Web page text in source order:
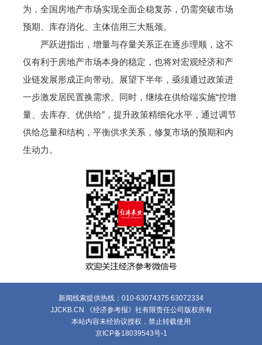
为，全国房地产市场实现全面企稳复苏，仍需突破市场
预期、库存消化、主体信用三大瓶颈。
严跃进指出，增量与存量关系正在逐步理顺，这不
仅有利于房地产市场本身的稳定，也将对宏观经济和产
业链发展形成正向带动。展望下半年，亟须通过政策进
一步激发居民置换需求。同时，继续在供给端实施“控增
量、去库存、优供给”，提升政策精细化水平，通过调节
供给总量和结构，平衡供求关系，修复市场的预期和内
生动力。
新闻线索提供热线：010-63074375 63072334
JJCKB.CN 《经济参考报》社有限责任公司版权所有
本站内容未经协议授权，禁止转载使用
京ICP备18039543号-1